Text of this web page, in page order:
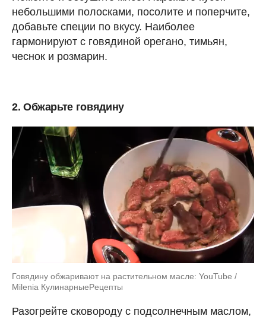
небольшими полосками, посолите и поперчите,
добавьте специи по вкусу. Наиболее
гармонируют с говядиной орегано, тимьян,
чеснок и розмарин.
2. Обжарьте говядину
Говядину обжаривают на растительном масле: YouTube /
Milenia КулинарныеPецепты
Разогрейте сковороду с подсолнечным маслом,